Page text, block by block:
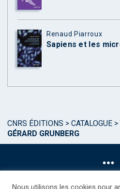
Renaud Piarroux
Sapiens et les
CNRS ÉDITIONS > CATALOGUE >
GÉRARD GRUNBERG
Nous utilisons les cookies pour